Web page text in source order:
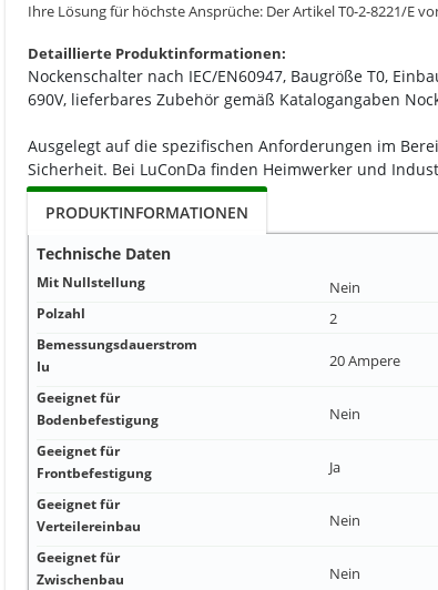
Ihre Lösung für höchste Ansprüche: Der Artikel T0-2-8221/E
Detaillierte Produktinformationen:
Nockenschalter nach IEC/EN60947, Baugröße T0,
690V, lieferbares Zubehör gemäß Katalogangaben
Ausgelegt auf die spezifischen Anforderungen im
Sicherheit. Bei LuConDa finden Heimwerker und
PRODUKTINFORMATIONEN
Technische Daten
Mit Nullstellung Nein
Polzahl 2
Bemessungsdauerstrom
Iu
20 Ampere
Geeignet für
Bodenbefestigung
Nein
Geeignet für
Frontbefestigung
Ja
Geeignet für
Verteilereinbau
Nein
Geeignet für
Zwischenbau
Nein